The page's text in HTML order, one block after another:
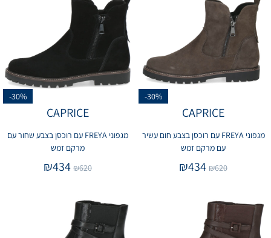
-30%
CAPRICE
מגפוני FREYA עם רוכסן בצבע חום עשיר
עם מרקם זמש
₪620
₪434
-30%
CAPRICE
מגפוני FREYA עם רוכסן בצבע שחור עם
מרקם זמש
₪620
₪434